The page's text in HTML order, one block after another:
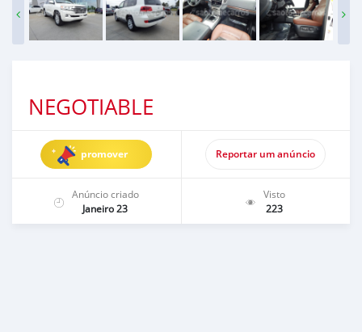
NEGOTIABLE
promover Reportar um anúncio
Anúncio criado
Janeiro 23
Visto
223